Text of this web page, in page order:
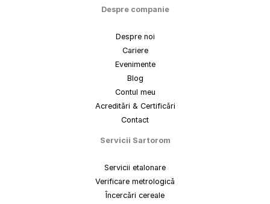
Despre companie
Despre noi
Cariere
Evenimente
Blog
Contul meu
Acreditări & Certificări
Contact
Servicii Sartorom
Servicii etalonare
Verificare metrologică
Încercări cereale